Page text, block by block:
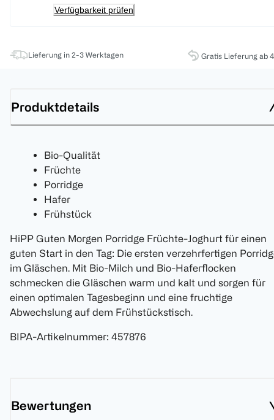
Verfügbarkeit prüfen
Lieferung in 2-3 Werktagen Gratis Lieferung ab
Produktdetails
Bio-Qualität
Früchte
Porridge
Hafer
Frühstück
HiPP Guten Morgen Porridge Früchte-Joghurt für einen
guten Start in den Tag: Die ersten verzehrfertigen
im Gläschen. Mit Bio-Milch und Bio-Haferflocken
schmecken die Gläschen warm und kalt und sorgen für
einen optimalen Tagesbeginn und eine fruchtige
Abwechslung auf dem Frühstückstisch.
BIPA-Artikelnummer: 457876
Bewertungen